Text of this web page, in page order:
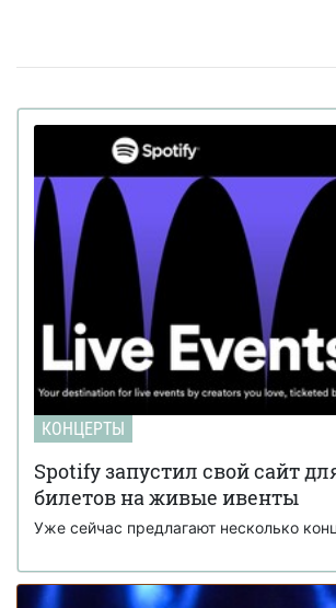
киевское шоу Depeche Mode
Отпразднуйте День
концерте группы Depeche Mode!
19 декабря 16:28
Концертное агентство
преддверии новогодних праздников
19 декабря 13:18 Новый альбом KAZAKY
11 ноября 10:00 Леди Гага уже
21 октября 11:11
Виступ групи “Втрачаю
House
15 октября 11:14 19 октября состоится
Лорак при участии специальных
art club
Эмика везет в Киев
Женщина
КОНЦЕРТЫ
Spotify запустил свой сайт
билетов на живые ивенты
Уже сейчас предлагают несколько